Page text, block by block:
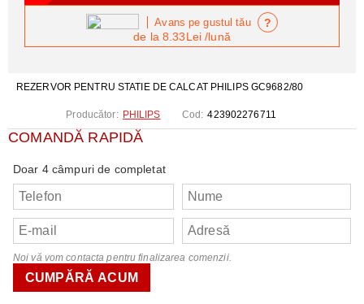
REZERVOR PENTRU STATIE DE CALCAT PHILIPS GC9682/80
Producător: PHILIPS Cod: 423902276711
COMANDĂ RAPIDĂ
Doar 4 câmpuri de completat
Noi vă vom contacta pentru finalizarea comenzii.
de la 8.33Lei/lună
Avans pe gustul tău ?